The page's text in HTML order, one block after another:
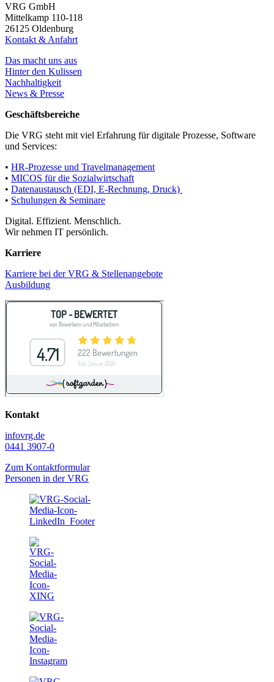
VRG GmbH
Mittelkamp 110-118
26125 Oldenburg
Kontakt & Anfahrt
Das macht uns aus
Hinter den Kulissen
Nachhaltigkeit
News & Presse
Geschäftsbereiche
Die VRG steht mit viel Erfahrung für digitale Prozesse, Software
und Services:
• HR-Prozesse und Travelmanagement
• MICOS für die Sozialwirtschaft
• Datenaustausch (EDI, E-Rechnung, Druck)
• Schulungen & Seminare
Digital. Effizient. Menschlich.
Wir nehmen IT persönlich.
Karriere
Karriere bei der VRG & Stellenangebote
Ausbildung
Kontakt
infovrg.de
0441 3907-0
Zum Kontaktformular
Personen in der VRG